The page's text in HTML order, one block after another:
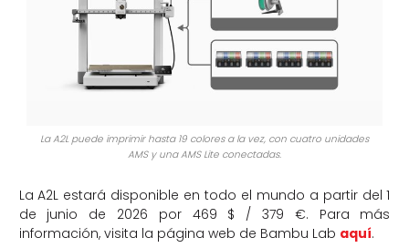
La A2L puede imprimir hasta 19 colores a la vez, con cuatro unidades
AMS y una AMS Lite conectadas.
La A2L estará disponible en todo el mundo a partir del 1
de junio de 2026 por 469 $ / 379 €. Para más
información, visita la página web de Bambu Lab aquí.